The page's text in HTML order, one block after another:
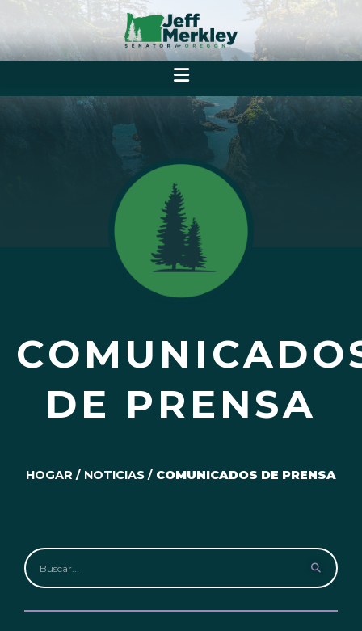
DE PRENSA
HOGAR / NOTICIAS / COMUNICADOS DE PRENSA